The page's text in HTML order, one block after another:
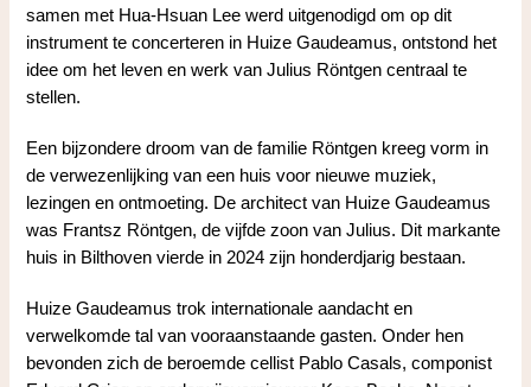
samen met Hua-Hsuan Lee werd uitgenodigd om op dit
instrument te concerteren in Huize Gaudeamus, ontstond het
idee om het leven en werk van Julius Röntgen centraal te
stellen.
Een bijzondere droom van de familie Röntgen kreeg vorm in
de verwezenlijking van een huis voor nieuwe muziek,
lezingen en ontmoeting. De architect van Huize Gaudeamus
was Frantsz Röntgen, de vijfde zoon van Julius. Dit markante
huis in Bilthoven vierde in 2024 zijn honderdjarig bestaan.
Huize Gaudeamus trok internationale aandacht en
verwelkomde tal van vooraanstaande gasten. Onder hen
bevonden zich de beroemde cellist Pablo Casals, componist